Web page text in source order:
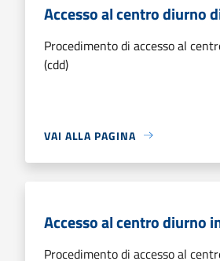
Accesso al centro diurno
Procedimento di accesso al
(cdd)
VAI ALLA PAGINA
Accesso al centro diurno
Procedimento di accesso al